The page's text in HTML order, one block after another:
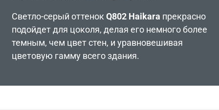
Светло-серый оттенок Q802 Haikara прекрасно
подойдет для цоколя, делая его немного более
темным, чем цвет стен, и уравновешивая
цветовую гамму всего здания.